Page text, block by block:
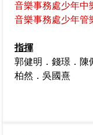
音樂事務處少年中
音樂事務處少年管
指揮
郭健明．錢璟．陳
柏然．吳國熹